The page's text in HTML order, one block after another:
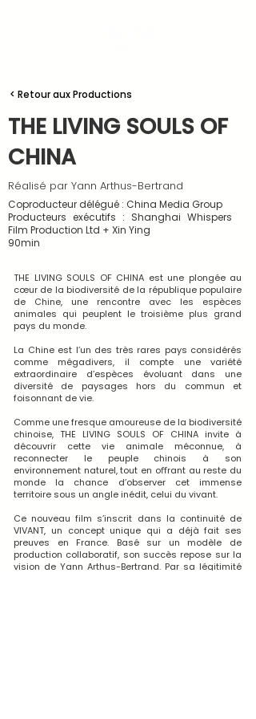
< Retour aux Productions
THE LIVING SOULS OF
CHINA
Réalisé par Yann Arthus-Bertrand
Coproducteur délégué : China Media Group
Producteurs exécutifs : Shanghai Whispers
Film Production Ltd + Xin Ying
90min
THE LIVING SOULS OF CHINA est une plongée au
cœur de la biodiversité de la république populaire
de Chine, une rencontre avec les espèces
animales qui peuplent le troisième plus grand
pays du monde.
La Chine est l’un des très rares pays considérés
comme mégadivers, il compte une variété
extraordinaire d’espèces évoluant dans une
diversité de paysages hors du commun et
foisonnant de vie.
Comme une fresque amoureuse de la biodiversité
chinoise, THE LIVING SOULS OF CHINA invite à
découvrir cette vie animale méconnue, à
reconnecter le peuple chinois à son
environnement naturel, tout en oﬀrant au reste du
monde la chance d’observer cet immense
territoire sous un angle inédit, celui du vivant.
Ce nouveau film s’inscrit dans la continuité de
VIVANT, un concept unique qui a déjà fait ses
preuves en France. Basé sur un modèle de
production collaboratif, son succès repose sur la
vision de Yann Arthus-Bertrand. Par sa légitimité